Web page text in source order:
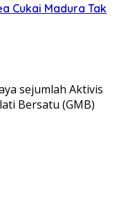
Cukai Madura Tak
sejumlah Aktivis
Bersatu (GMB)